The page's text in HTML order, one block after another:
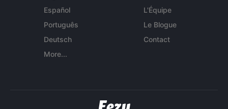
Español
Português
Deutsch
More...
L'Équipe
Le Blogue
Contact